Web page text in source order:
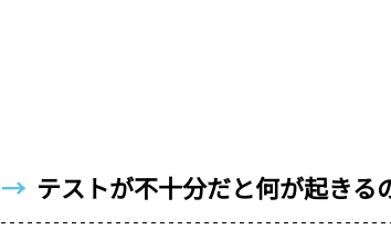
→ テストが不十分だと何が起きる